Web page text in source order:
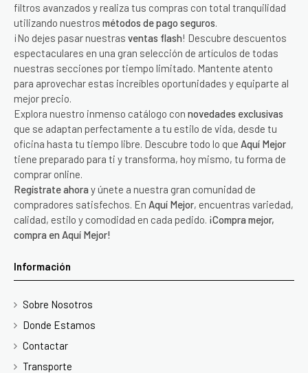
filtros avanzados y realiza tus compras con total tranquilidad
utilizando nuestros métodos de pago seguros.
¡No dejes pasar nuestras ventas flash! Descubre descuentos
espectaculares en una gran selección de artículos de todas
nuestras secciones por tiempo limitado. Mantente atento
para aprovechar estas increíbles oportunidades y equiparte al
mejor precio.
Explora nuestro inmenso catálogo con novedades exclusivas
que se adaptan perfectamente a tu estilo de vida, desde tu
oficina hasta tu tiempo libre. Descubre todo lo que Aquí Mejor
tiene preparado para ti y transforma, hoy mismo, tu forma de
comprar online.
Regístrate ahora y únete a nuestra gran comunidad de
compradores satisfechos. En Aquí Mejor, encuentras variedad,
calidad, estilo y comodidad en cada pedido. ¡Compra mejor,
compra en Aquí Mejor!
Información
Sobre Nosotros
Donde Estamos
Contactar
Transporte